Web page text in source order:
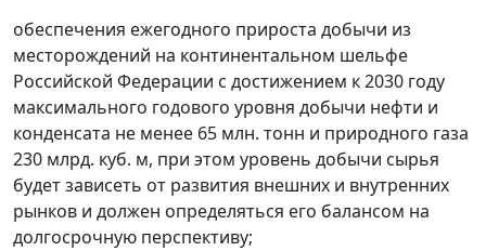
обеспечения ежегодного прироста добычи из
месторождений на континентальном шельфе
Российской Федерации с достижением к 2030 году
максимального годового уровня добычи нефти и
конденсата не менее 65 млн. тонн и природного газа
230 млрд. куб. м, при этом уровень добычи сырья
будет зависеть от развития внешних и внутренних
рынков и должен определяться его балансом на
долгосрочную перспективу;